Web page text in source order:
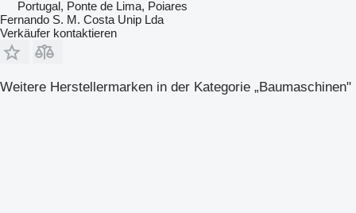
Portugal, Ponte de Lima, Poiares
Fernando S. M. Costa Unip Lda
Verkäufer kontaktieren
Weitere Herstellermarken in der Kategorie „Baumaschinen"